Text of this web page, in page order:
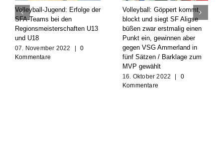
Volleyball-Jugend: Erfolge der
SFA-Teams bei den
Regionsmeisterschaften U13
und U18
07. November 2022
0
Kommentare
Volleyball: Göppert kommt,
blockt und siegt SF Aligse
büßen zwar erstmalig einen
Punkt ein, gewinnen aber
gegen VSG Ammerland in
fünf Sätzen / Barklage zum
MVP gewählt
16. Oktober 2022
0
Kommentare